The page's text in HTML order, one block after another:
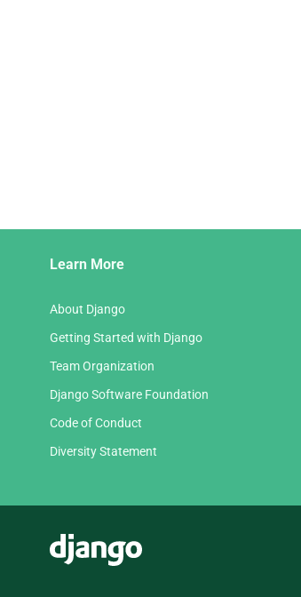
Learn More
About Django
Getting Started with Django
Team Organization
Django Software Foundation
Code of Conduct
Diversity Statement